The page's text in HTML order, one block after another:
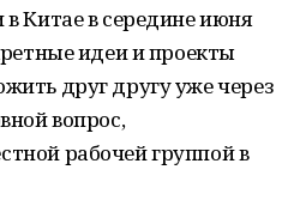
Китае в середине июня
идеи и проекты
друг другу уже через
вопрос,
рабочей группой в